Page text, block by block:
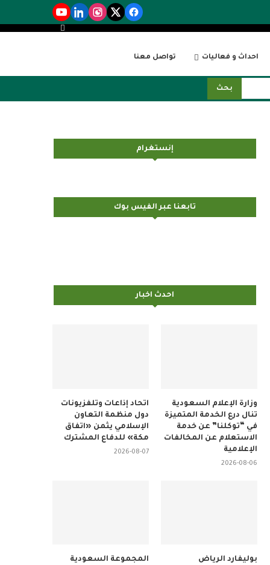
احداث و فعاليات تواصل معنا
بحث
إنستغرام
تابعنا عبر الفيس بوك
احدث اخبار
اتحاد إذاعات وتلفزيونات
دول منظمة التعاون
الإسلامي يثمن «اتفاق
مكة» للدفاع المشترك
2026-08-07
وزارة الإعلام السعودية
تنال درع الخدمة المتميزة
في “توكلنا” عن خدمة
الاستعلام عن المخالفات
الإعلامية
2026-08-06
المجموعة السعودية
بوليفارد الرياض